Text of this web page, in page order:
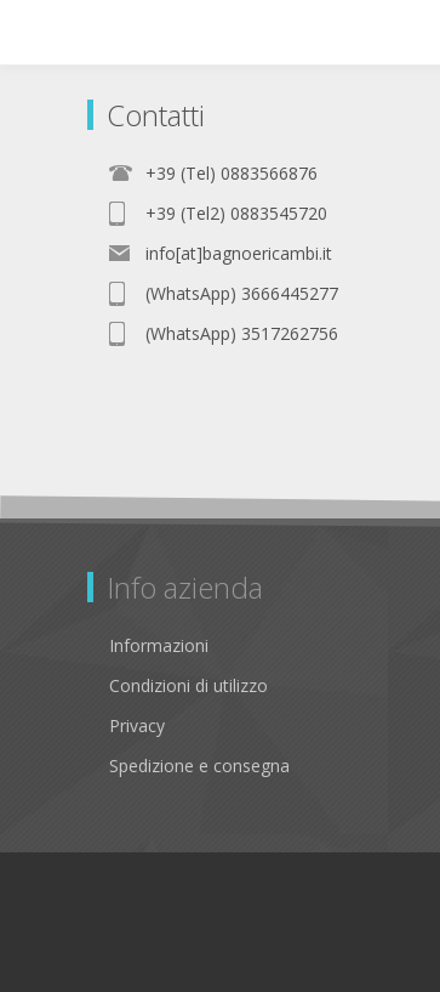
Contatti
+39 (Tel) 0883566876
+39 (Tel2) 0883545720
info[at]bagnoericambi.it
(WhatsApp) 3666445277
(WhatsApp) 3517262756
Info azienda
Informazioni
Condizioni di utilizzo
Privacy
Spedizione e consegna